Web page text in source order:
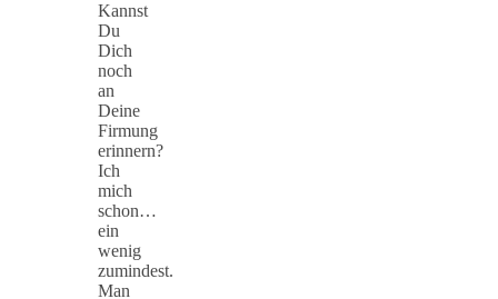
Kannst
Du
Dich
noch
an
Deine
Firmung
erinnern?
Ich
mich
schon…
ein
wenig
zumindest.
Man